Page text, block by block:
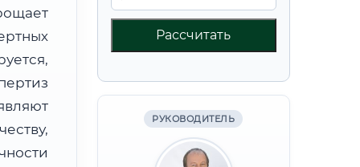
Рассчитать
РУКОВОДИТЕЛЬ